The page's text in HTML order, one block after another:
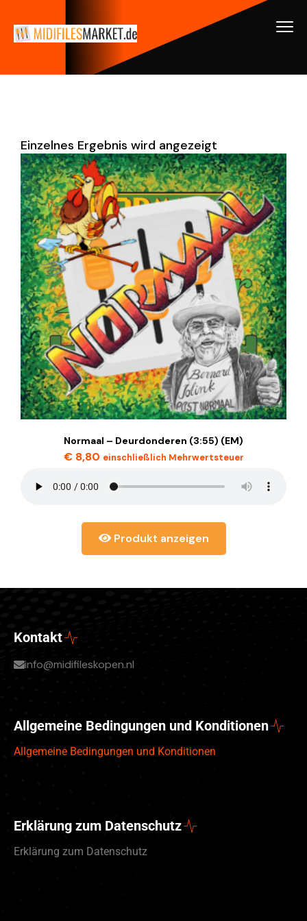
Einzelnes Ergebnis wird angezeigt
Normaal – Deurdonderen (3:55) (EM)
€8,80 einschließlich Mehrwertsteuer
Produkt anzeigen
Kontakt
info@midifileskopen.nl
Allgemeine Bedingungen und Konditionen
Allgemeine Bedingungen und Konditionen
Erklärung zum Datenschutz
Erklärung zum Datenschutz